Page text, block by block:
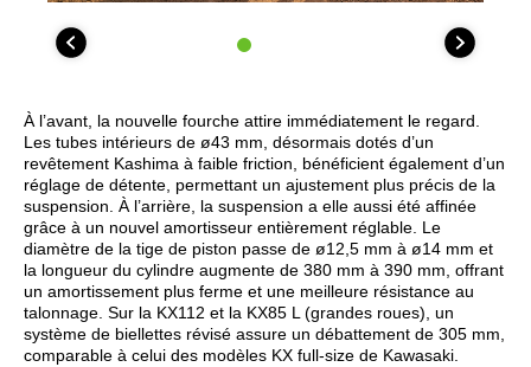
À l’avant, la nouvelle fourche attire immédiatement le regard.
Les tubes intérieurs de ø43 mm, désormais dotés d’un
revêtement Kashima à faible friction, bénéficient également d’un
réglage de détente, permettant un ajustement plus précis de la
suspension. À l’arrière, la suspension a elle aussi été affinée
grâce à un nouvel amortisseur entièrement réglable. Le
diamètre de la tige de piston passe de ø12,5 mm à ø14 mm et
la longueur du cylindre augmente de 380 mm à 390 mm, offrant
un amortissement plus ferme et une meilleure résistance au
talonnage. Sur la KX112 et la KX85 L (grandes roues), un
système de biellettes révisé assure un débattement de 305 mm,
comparable à celui des modèles KX full-size de Kawasaki.